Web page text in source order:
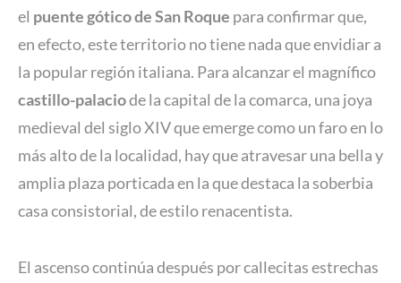
el puente gótico de San Roque para confirmar que,
en efecto, este territorio no tiene nada que envidiar a
la popular región italiana. Para alcanzar el magnífico
castillo-palaciode la capital de la comarca, una joya
medieval del siglo XIV que emerge como un faro en lo
más alto de la localidad, hay que atravesar una bella y
amplia plaza porticada en la que destaca la soberbia
casa consistorial, de estilo renacentista.
El ascenso continúa después por callecitas estrechas